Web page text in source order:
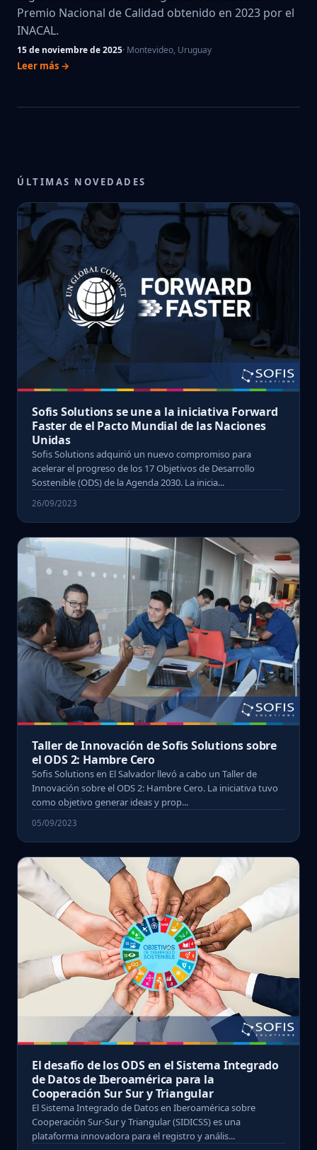
Premio Nacional de Calidad obtenido en 2023 por el
INACAL.
15 de noviembre de 2025· Montevideo, Uruguay
Leer más →
ÚLTIMAS NOVEDADES
Sofis Solutions se une a la iniciativa Forward
Faster de el Pacto Mundial de las Naciones
Unidas
Sofis Solutions adquirió un nuevo compromiso para
acelerar el progreso de los 17 Objetivos de Desarrollo
Sostenible (ODS) de la Agenda 2030. La inicia...
26/09/2023
Taller de Innovación de Sofis Solutions sobre
el ODS 2: Hambre Cero
Sofis Solutions en El Salvador llevó a cabo un Taller de
Innovación sobre el ODS 2: Hambre Cero. La iniciativa tuvo
como objetivo generar ideas y prop...
05/09/2023
El desafío de los ODS en el Sistema Integrado
de Datos de Iberoamérica para la
Cooperación Sur Sur y Triangular
El Sistema Integrado de Datos en Iberoamérica sobre
Cooperación Sur-Sur y Triangular (SIDICSS) es una
plataforma innovadora para el registro y anális...